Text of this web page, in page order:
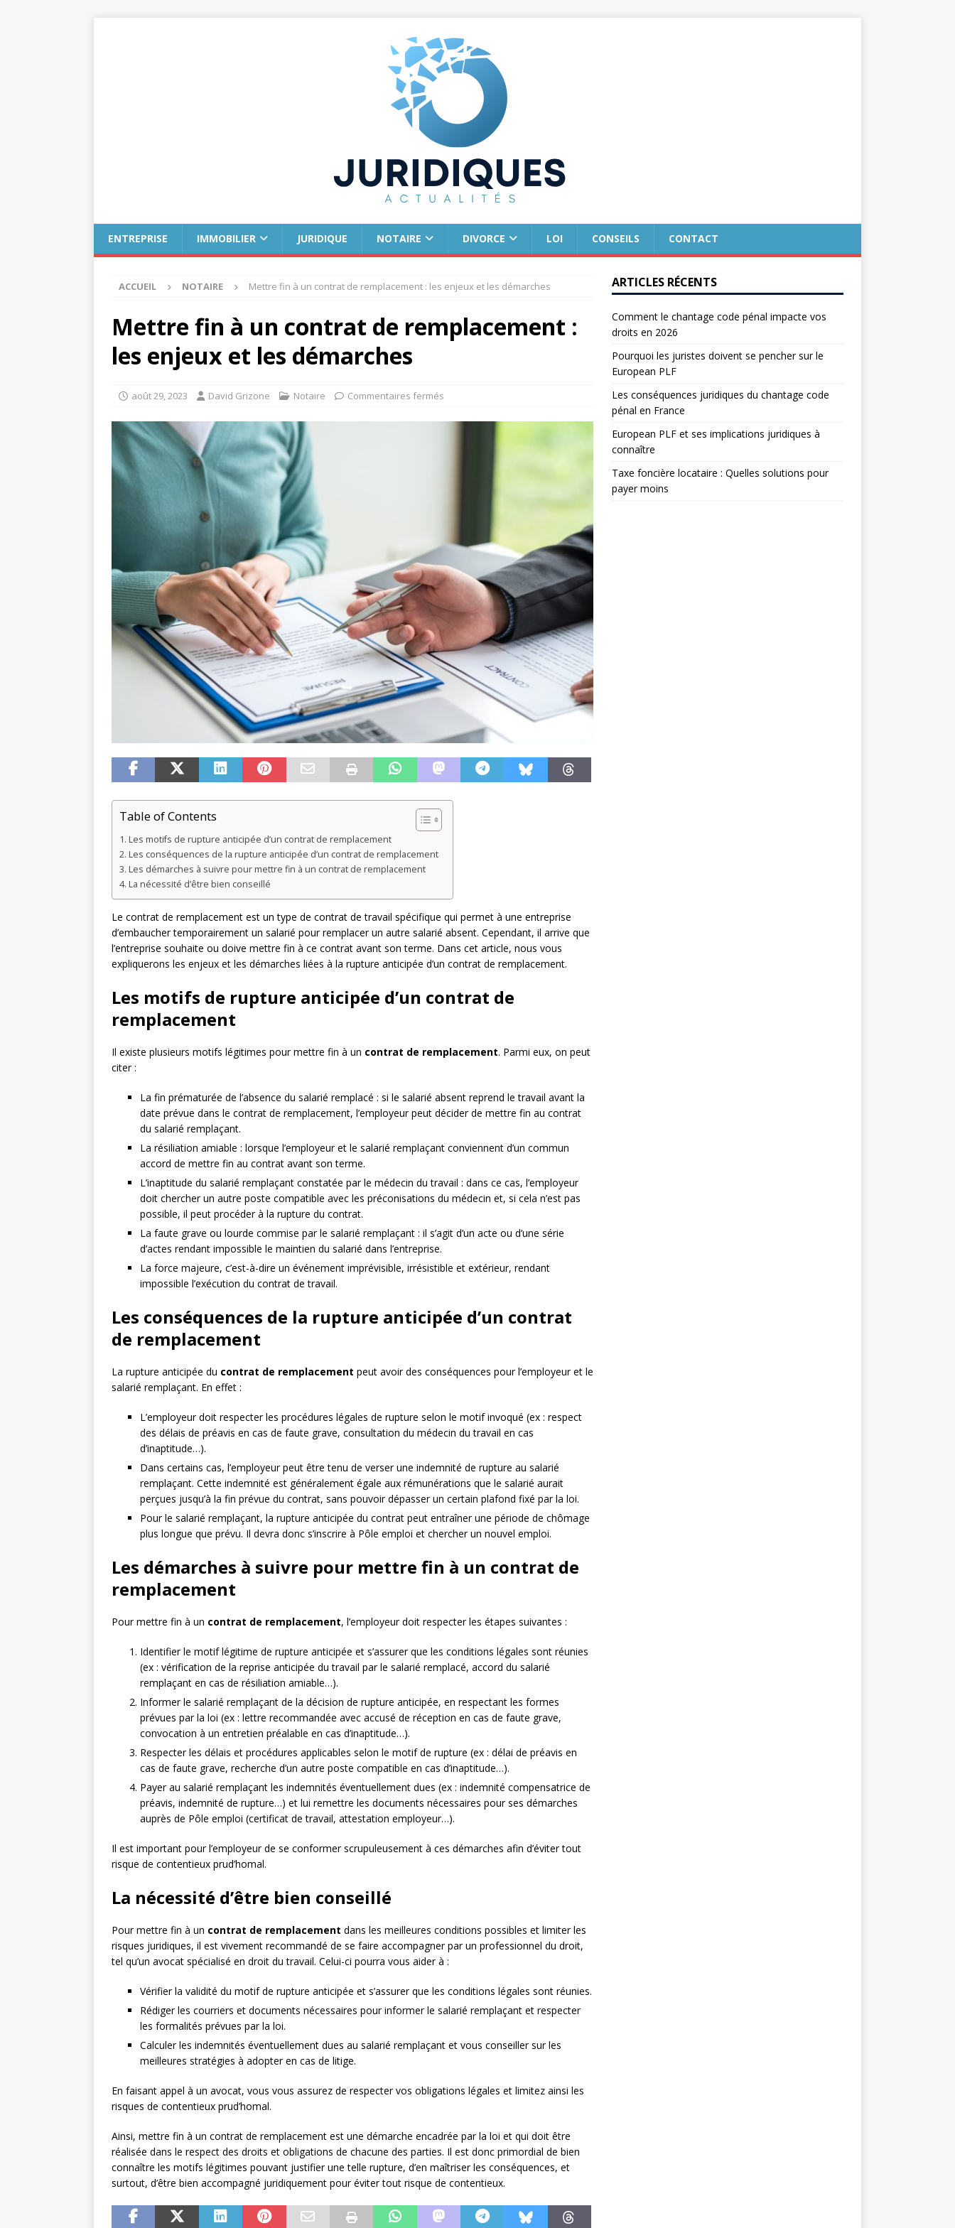
ENTREPRISE IMMOBILIER JURIDIQUE NOTAIRE DIVORCE LOI CONSEILS CONTACT
ACCUEIL NOTAIRE Mettre fin à un contrat de remplacement : les enjeux et les démarches
Mettre fin à un contrat de remplacement :
les enjeux et les démarches
août 29, 2023 David Grizone Notaire Commentaires fermés
Table of Contents
Les motifs de rupture anticipée d’un contrat de remplacement
Les conséquences de la rupture anticipée d’un contrat de remplacement
Les démarches à suivre pour mettre fin à un contrat de remplacement
La nécessité d’être bien conseillé
Le contrat de remplacement est un type de contrat de travail spécifique qui permet à une entreprise
d’embaucher temporairement un salarié pour remplacer un autre salarié absent. Cependant, il arrive que
l’entreprise souhaite ou doive mettre fin à ce contrat avant son terme. Dans cet article, nous vous
expliquerons les enjeux et les démarches liées à la rupture anticipée d’un contrat de remplacement.
Les motifs de rupture anticipée d’un contrat de
remplacement
Il existe plusieurs motifs légitimes pour mettre fin à un contrat de remplacement. Parmi eux, on peut
citer :
La fin prématurée de l’absence du salarié remplacé : si le salarié absent reprend le travail avant la
date prévue dans le contrat de remplacement, l’employeur peut décider de mettre fin au contrat
du salarié remplaçant.
La résiliation amiable : lorsque l’employeur et le salarié remplaçant conviennent d’un commun
accord de mettre fin au contrat avant son terme.
L’inaptitude du salarié remplaçant constatée par le médecin du travail : dans ce cas, l’employeur
doit chercher un autre poste compatible avec les préconisations du médecin et, si cela n’est pas
possible, il peut procéder à la rupture du contrat.
La faute grave ou lourde commise par le salarié remplaçant : il s’agit d’un acte ou d’une série
d’actes rendant impossible le maintien du salarié dans l’entreprise.
La force majeure, c’est-à-dire un événement imprévisible, irrésistible et extérieur, rendant
impossible l’exécution du contrat de travail.
Les conséquences de la rupture anticipée d’un contrat
de remplacement
La rupture anticipée du contrat de remplacement peut avoir des conséquences pour l’employeur et le
salarié remplaçant. En effet :
L’employeur doit respecter les procédures légales de rupture selon le motif invoqué (ex : respect
des délais de préavis en cas de faute grave, consultation du médecin du travail en cas
d’inaptitude…).
Dans certains cas, l’employeur peut être tenu de verser une indemnité de rupture au salarié
remplaçant. Cette indemnité est généralement égale aux rémunérations que le salarié aurait
perçues jusqu’à la fin prévue du contrat, sans pouvoir dépasser un certain plafond fixé par la loi.
Pour le salarié remplaçant, la rupture anticipée du contrat peut entraîner une période de chômage
plus longue que prévu. Il devra donc s’inscrire à Pôle emploi et chercher un nouvel emploi.
Les démarches à suivre pour mettre fin à un contrat de
remplacement
Pour mettre fin à un contrat de remplacement, l’employeur doit respecter les étapes suivantes :
Identifier le motif légitime de rupture anticipée et s’assurer que les conditions légales sont réunies
(ex : vérification de la reprise anticipée du travail par le salarié remplacé, accord du salarié
remplaçant en cas de résiliation amiable…).
Informer le salarié remplaçant de la décision de rupture anticipée, en respectant les formes
prévues par la loi (ex : lettre recommandée avec accusé de réception en cas de faute grave,
convocation à un entretien préalable en cas d’inaptitude…).
Respecter les délais et procédures applicables selon le motif de rupture (ex : délai de préavis en
cas de faute grave, recherche d’un autre poste compatible en cas d’inaptitude…).
Payer au salarié remplaçant les indemnités éventuellement dues (ex : indemnité compensatrice de
préavis, indemnité de rupture…) et lui remettre les documents nécessaires pour ses démarches
auprès de Pôle emploi (certificat de travail, attestation employeur…).
Il est important pour l’employeur de se conformer scrupuleusement à ces démarches afin d’éviter tout
risque de contentieux prud’homal.
La nécessité d’être bien conseillé
Pour mettre fin à un contrat de remplacement dans les meilleures conditions possibles et limiter les
risques juridiques, il est vivement recommandé de se faire accompagner par un professionnel du droit,
tel qu’un avocat spécialisé en droit du travail. Celui-ci pourra vous aider à :
Vérifier la validité du motif de rupture anticipée et s’assurer que les conditions légales sont réunies.
Rédiger les courriers et documents nécessaires pour informer le salarié remplaçant et respecter
les formalités prévues par la loi.
Calculer les indemnités éventuellement dues au salarié remplaçant et vous conseiller sur les
meilleures stratégies à adopter en cas de litige.
En faisant appel à un avocat, vous vous assurez de respecter vos obligations légales et limitez ainsi les
risques de contentieux prud’homal.
Ainsi, mettre fin à un contrat de remplacement est une démarche encadrée par la loi et qui doit être
réalisée dans le respect des droits et obligations de chacune des parties. Il est donc primordial de bien
connaître les motifs légitimes pouvant justifier une telle rupture, d’en maîtriser les conséquences, et
surtout, d’être bien accompagné juridiquement pour éviter tout risque de contentieux.
ARTICLES RÉCENTS
Comment le chantage code pénal impacte vos
droits en 2026
Pourquoi les juristes doivent se pencher sur le
European PLF
Les conséquences juridiques du chantage code
pénal en France
European PLF et ses implications juridiques à
connaître
Taxe foncière locataire : Quelles solutions pour
payer moins